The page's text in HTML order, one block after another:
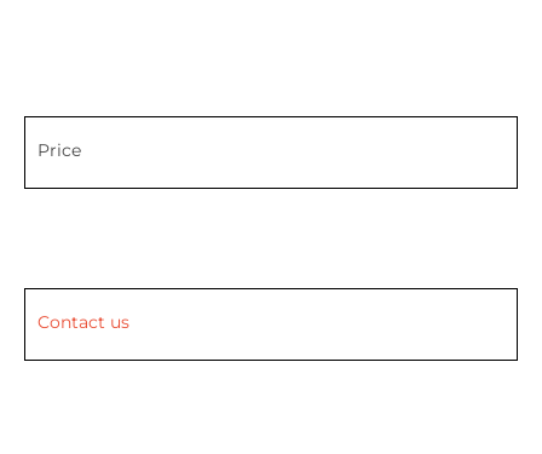
Price
Contact us